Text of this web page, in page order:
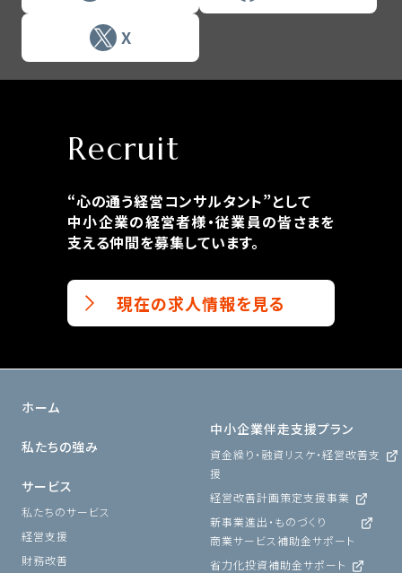
X
Recruit
“心の通う経営コンサルタント”として
中小企業の経営者様・従業員の皆さまを
支える仲間を募集しています。
現在の求人情報を見る
ホーム
私たちの強み
サービス
私たちのサービス
経営支援
財務改善
中小企業伴走支援プラン
資金繰り・融資リスケ・経営改善支
援
経営改善計画策定支援事業
新事業進出・ものづくり
商業サービス補助金サポート
省力化投資補助金サポート